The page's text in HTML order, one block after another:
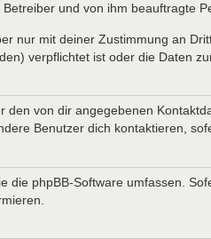
und von ihm beauftragte
nur mit deiner Zustimmung an
verpflichtet ist oder die Daten
von dir angegebenen
Benutzer dich kontaktieren,
die phpBB-Software umfassen.